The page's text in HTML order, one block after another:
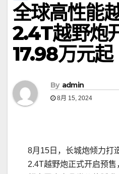
全球高性能
2.4T越野炮
17.98万元起
By admin
8月 15, 2024
8月15日，长城炮倾力
2.4T越野炮正式开启预售